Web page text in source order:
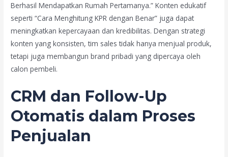
Berhasil Mendapatkan Rumah Pertamanya.” Konten edukatif
seperti “Cara Menghitung KPR dengan Benar” juga dapat
meningkatkan kepercayaan dan kredibilitas. Dengan strategi
konten yang konsisten, tim sales tidak hanya menjual produk,
tetapi juga membangun brand pribadi yang dipercaya oleh
calon pembeli.
CRM dan Follow-Up
Otomatis dalam Proses
Penjualan